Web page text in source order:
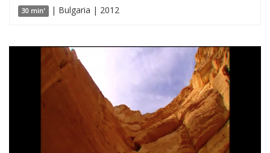
30 min' | Bulgaria | 2012